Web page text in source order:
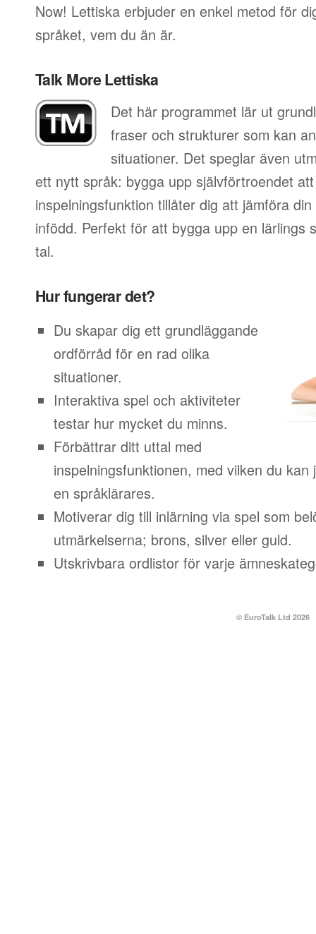
Now! Lettiska erbjuder en enkel metod för
språket, vem du än är.
Talk More Lettiska
Det här programmet lär ut
fraser och strukturer som kan
situationer. Det speglar även
ett nytt språk: bygga upp självförtroendet att
inspelningsfunktion tillåter dig att jämföra
infödd. Perfekt för att bygga upp en lärlings
tal.
Hur fungerar det?
Du skapar dig ett grundläggande
ordförråd för en rad olika
situationer.
Interaktiva spel och aktiviteter
testar hur mycket du minns.
Förbättrar ditt uttal med
inspelningsfunktionen, med vilken du
en språklärares.
Motiverar dig till inlärning via spel som
utmärkelserna; brons, silver eller guld.
Utskrivbara ordlistor för varje
© EuroTalk Ltd 2026